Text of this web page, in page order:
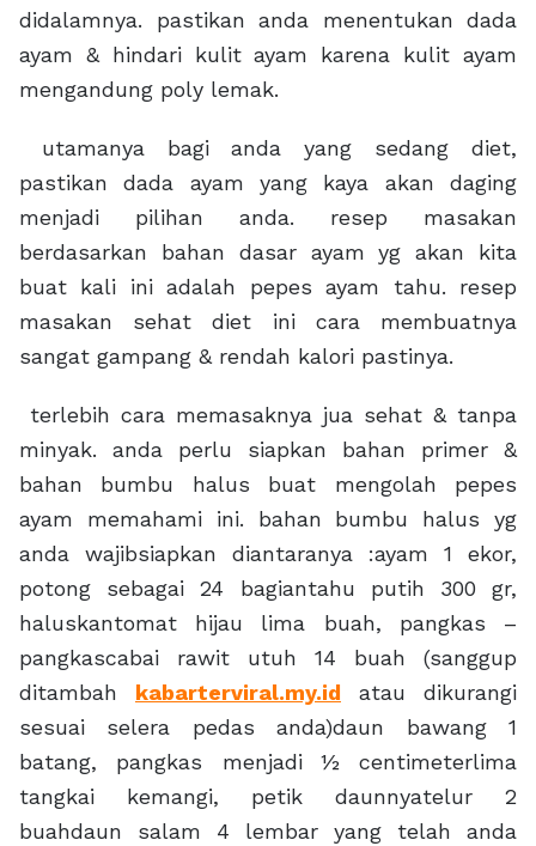
didalamnya. pastikan anda menentukan dada
ayam & hindari kulit ayam karena kulit ayam
mengandung poly lemak.
utamanya bagi anda yang sedang diet,
pastikan dada ayam yang kaya akan daging
menjadi pilihan anda. resep masakan
berdasarkan bahan dasar ayam yg akan kita
buat kali ini adalah pepes ayam tahu. resep
masakan sehat diet ini cara membuatnya
sangat gampang & rendah kalori pastinya.
terlebih cara memasaknya jua sehat & tanpa
minyak. anda perlu siapkan bahan primer &
bahan bumbu halus buat mengolah pepes
ayam memahami ini. bahan bumbu halus yg
anda wajibsiapkan diantaranya :ayam 1 ekor,
potong sebagai 24 bagiantahu putih 300 gr,
haluskantomat hijau lima buah, pangkas –
pangkascabai rawit utuh 14 buah (sanggup
ditambah kabarterviral.my.id atau dikurangi
sesuai selera pedas anda)daun bawang 1
batang, pangkas menjadi ½ centimeterlima
tangkai kemangi, petik daunnyatelur 2
buahdaun salam 4 lembar yang telah anda